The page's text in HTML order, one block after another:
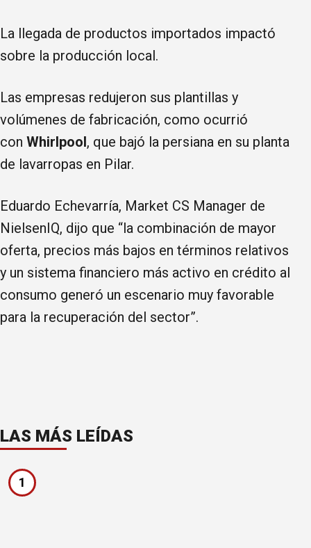
La llegada de productos importados impactó
sobre la producción local.
Las empresas redujeron sus plantillas y
volúmenes de fabricación, como ocurrió
con Whirlpool, que bajó la persiana en su planta
de lavarropas en Pilar.
Eduardo Echevarría, Market CS Manager de
NielsenIQ, dijo que “la combinación de mayor
oferta, precios más bajos en términos relativos
y un sistema financiero más activo en crédito al
consumo generó un escenario muy favorable
para la recuperación del sector”.
LAS MÁS LEÍDAS
1